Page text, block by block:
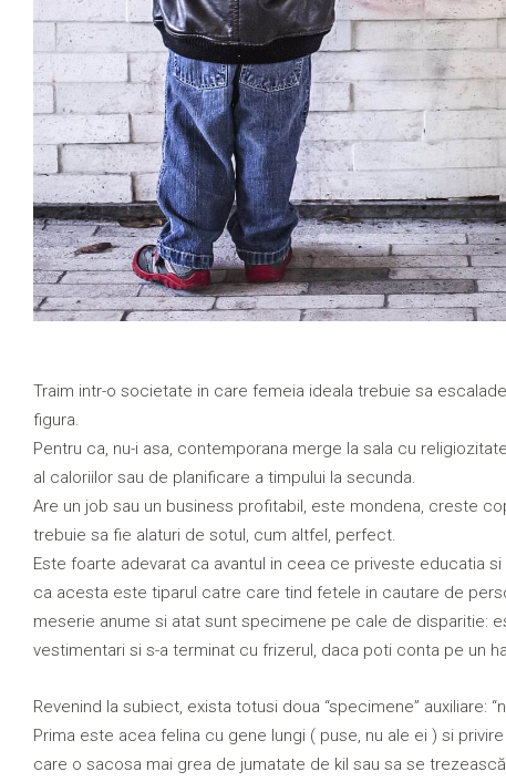
Traim intr-o societate in care femeia ideala trebuie sa
figura.
Pentru ca, nu-i asa, contemporana merge la sala cu
al caloriilor sau de planificare a timpului la secunda.
Are un job sau un business profitabil, este mondena, creste
trebuie sa fie alaturi de sotul, cum altfel, perfect.
Este foarte adevarat ca avantul in ceea ce priveste educatia
ca acesta este tiparul catre care tind fetele in cautare de
meserie anume si atat sunt specimene pe cale de disparitie:
vestimentari si s-a terminat cu frizerul, daca poti conta pe un
Revenind la subiect, exista totusi doua “specimene” auxiliare:
Prima este acea felina cu gene lungi ( puse, nu ale ei ) si
care o sacosa mai grea de jumatate de kil sau sa se